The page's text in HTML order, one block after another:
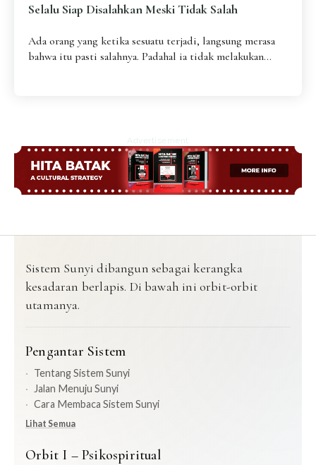
Selalu Siap Disalahkan Meski Tidak Salah
Ada orang yang ketika sesuatu terjadi, langsung merasa
bahwa itu pasti salahnya. Padahal ia tidak melakukan...
Advertisement
Sistem Sunyi dibangun sebagai kerangka
kesadaran berlapis. Di bawah ini orbit-orbit
utamanya.
Pengantar Sistem
Tentang Sistem Sunyi
Jalan Menuju Sunyi
Cara Membaca Sistem Sunyi
Lihat Semua
Orbit I – Psikospiritual